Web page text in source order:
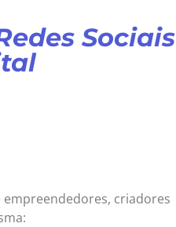
Sociais
criadores